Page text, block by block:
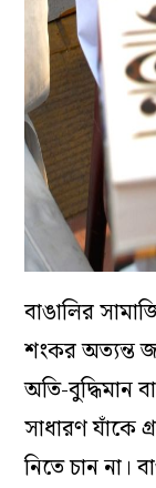
বাঙালির
শংকর অত্যন্ত
অতি-বুদ্ধিমান
সাধারণ যাঁকে
নিতে চান না।